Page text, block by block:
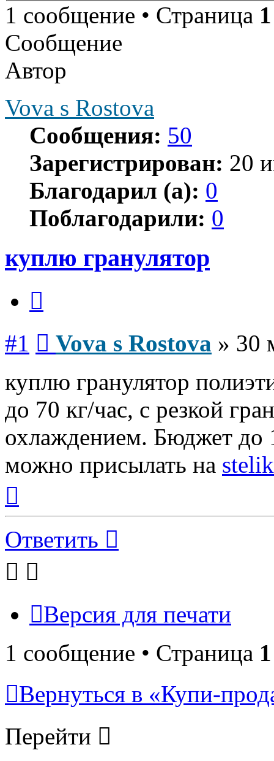
1 сообщение • Страница 1
Сообщение
Автор
Vova s Rostova
Сообщения: 50
Зарегистрирован: 20
Благодарил (а): 0
Поблагодарили: 0
куплю гранулятор
#1 Vova s Rostova » 30
куплю гранулятор
до 70 кг/час, с резкой
охлаждением. Бюджет до
можно присылать на
началу
Ответить
Версия для печати
1 сообщение • Страница 1
Вернуться в «Купи-
Перейти